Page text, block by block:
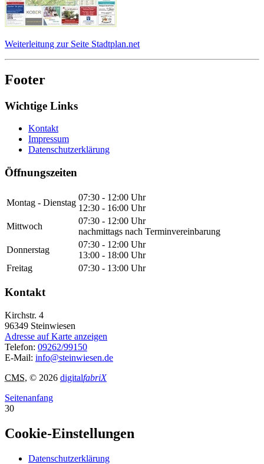
Weiterleitung zur Seite Stadtplan.net
Footer
Wichtige Links
Kontakt
Impressum
Datenschutzerklärung
Öffnungszeiten
Montag - Dienstag
07:30 - 12:00 Uhr
12:30 - 16:00 Uhr
Mittwoch
07:30 - 12:00 Uhr
nachmittags nach Terminvereinbarung
Donnerstag
07:30 - 12:00 Uhr
13:00 - 18:00 Uhr
Freitag
07:30 - 13:00 Uhr
Kontakt
Kirchstr. 4
96349 Steinwiesen
Adresse auf Karte anzeigen
Telefon: 09262/99150
E-Mail: info@steinwiesen.de
CMS, © 2026 digitalfabriX
Seitenanfang
30
Cookie-Einstellungen
Datenschutzerklärung